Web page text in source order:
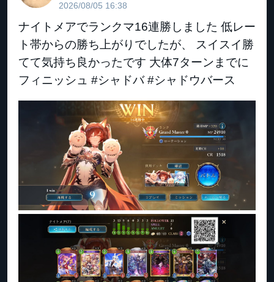
2026/08/05 16:38
ナイトメアでランクマ16連勝しました 低レー
ト帯からの勝ち上がりでしたが、 スイスイ勝
てて気持ち良かったです 大体7ターンまでに
フィニッシュ #シャドバ #シャドウバース